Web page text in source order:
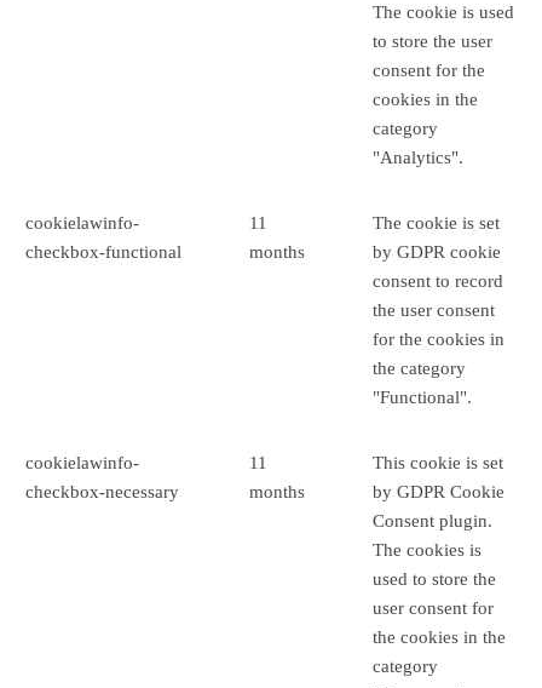
The cookie is used
to store the user
consent for the
cookies in the
category
"Analytics".
cookielawinfo-
checkbox-functional
11
months
The cookie is set
by GDPR cookie
consent to record
the user consent
for the cookies in
the category
"Functional".
cookielawinfo-
checkbox-necessary
11
months
This cookie is set
by GDPR Cookie
Consent plugin.
The cookies is
used to store the
user consent for
the cookies in the
category